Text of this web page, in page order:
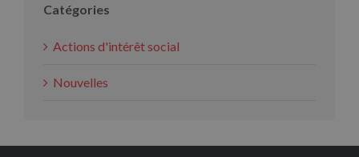
Catégories
Actions d'intérêt social
Nouvelles